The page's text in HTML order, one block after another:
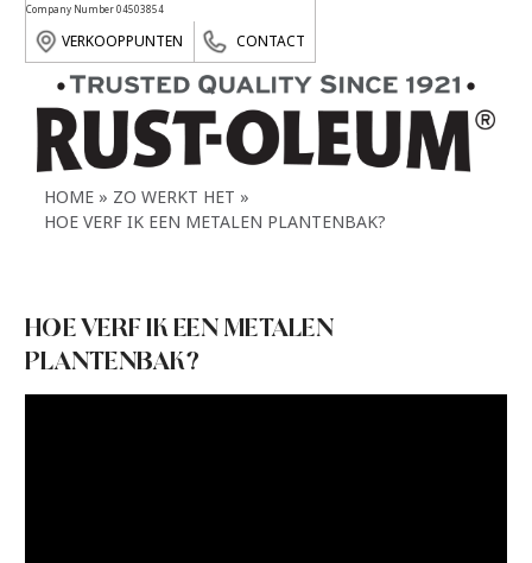
Company Number 04503854
VERKOOPPUNTEN CONTACT
HOME
ZO WERKT HET
HOE VERF IK EEN METALEN PLANTENBAK?
HOE VERF IK EEN METALEN
PLANTENBAK?